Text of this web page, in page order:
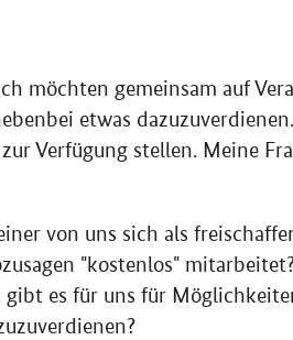
möchten gemeinsam auf
etwas
Verfügung stellen. Meine
von uns sich als
"kostenlos"
gibt es für uns für